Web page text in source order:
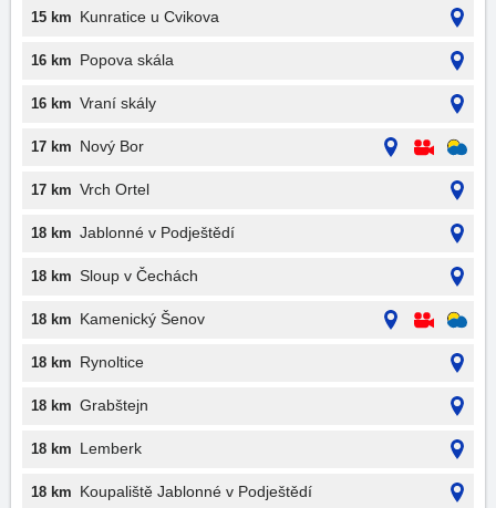
15 km Kunratice u Cvikova
16 km Popova skála
16 km Vraní skály
17 km Nový Bor
17 km Vrch Ortel
18 km Jablonné v Podještědí
18 km Sloup v Čechách
18 km Kamenický Šenov
18 km Rynoltice
18 km Grabštejn
18 km Lemberk
18 km Koupaliště Jablonné v Podještědí